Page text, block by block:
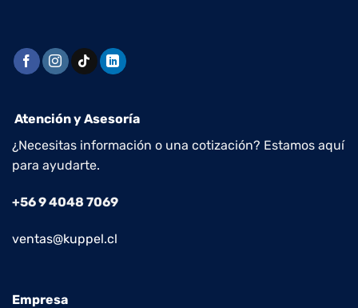
Atención y Asesoría
¿Necesitas información o una cotización? Estamos aquí
para ayudarte.
+56 9 4048 7069
ventas@kuppel.cl
Empresa